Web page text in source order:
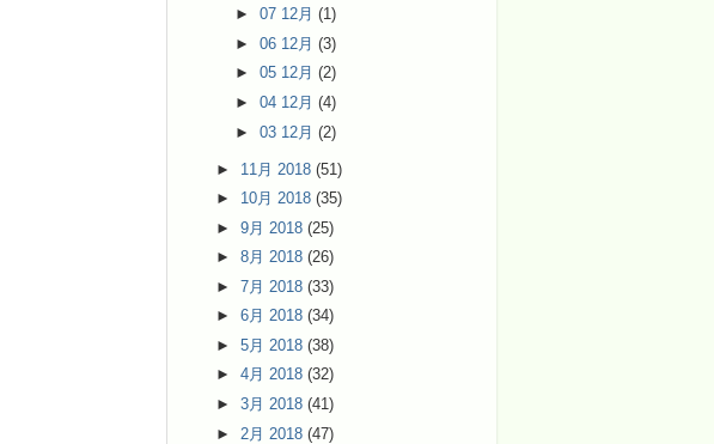
► 07 12月 (1)
► 06 12月 (3)
► 05 12月 (2)
► 04 12月 (4)
► 03 12月 (2)
► 11月 2018(51)
► 10月 2018(35)
►9月 2018(25)
►8月 2018(26)
►7月 2018(33)
►6月 2018(34)
►5月 2018(38)
►4月 2018(32)
►3月 2018(41)
► 2月 2018(47)